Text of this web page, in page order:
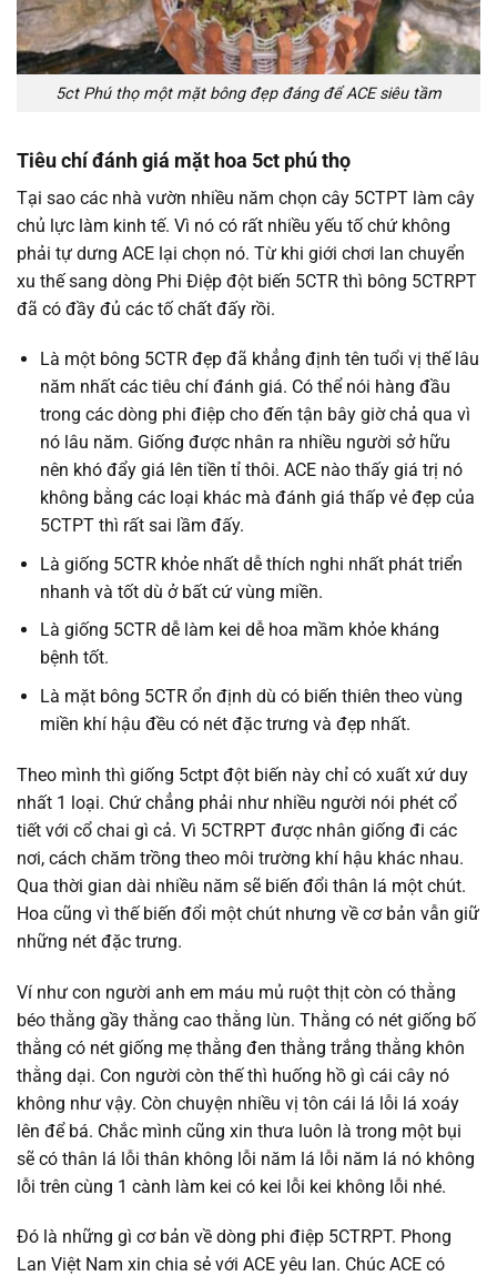
5ct Phú thọ một mặt bông đẹp đáng để ACE siêu tầm
Tiêu chí đánh giá mặt hoa 5ct phú thọ
Tại sao các nhà vườn nhiều năm chọn cây 5CTPT làm cây
chủ lực làm kinh tế. Vì nó có rất nhiều yếu tố chứ không
phải tự dưng ACE lại chọn nó. Từ khi giới chơi lan chuyển
xu thế sang dòng Phi Điệp đột biến 5CTR thì bông 5CTRPT
đã có đầy đủ các tố chất đấy rồi.
Là một bông 5CTR đẹp đã khẳng định tên tuổi vị thế lâu
năm nhất các tiêu chí đánh giá. Có thể nói hàng đầu
trong các dòng phi điệp cho đến tận bây giờ chả qua vì
nó lâu năm. Giống được nhân ra nhiều người sở hữu
nên khó đẩy giá lên tiền tỉ thôi. ACE nào thấy giá trị nó
không bằng các loại khác mà đánh giá thấp vẻ đẹp của
5CTPT thì rất sai lầm đấy.
Là giống 5CTR khỏe nhất dễ thích nghi nhất phát triển
nhanh và tốt dù ở bất cứ vùng miền.
Là giống 5CTR dễ làm kei dễ hoa mầm khỏe kháng
bệnh tốt.
Là mặt bông 5CTR ổn định dù có biến thiên theo vùng
miền khí hậu đều có nét đặc trưng và đẹp nhất.
Theo mình thì giống 5ctpt đột biến này chỉ có xuất xứ duy
nhất 1 loại. Chứ chẳng phải như nhiều người nói phét cổ
tiết với cổ chai gì cả. Vì 5CTRPT được nhân giống đi các
nơi, cách chăm trồng theo môi trường khí hậu khác nhau.
Qua thời gian dài nhiều năm sẽ biến đổi thân lá một chút.
Hoa cũng vì thế biến đổi một chút nhưng về cơ bản vẫn giữ
những nét đặc trưng.
Ví như con người anh em máu mủ ruột thịt còn có thằng
béo thằng gầy thằng cao thằng lùn. Thằng có nét giống bố
thằng có nét giống mẹ thằng đen thằng trắng thằng khôn
thằng dại. Con người còn thế thì huống hồ gì cái cây nó
không như vậy. Còn chuyện nhiều vị tôn cái lá lỗi lá xoáy
lên để bá. Chắc mình cũng xin thưa luôn là trong một bụi
sẽ có thân lá lỗi thân không lỗi năm lá lỗi năm lá nó không
lỗi trên cùng 1 cành làm kei có kei lỗi kei không lỗi nhé.
Đó là những gì cơ bản về dòng phi điệp 5CTRPT. Phong
Lan Việt Nam xin chia sẻ với ACE yêu lan. Chúc ACE có